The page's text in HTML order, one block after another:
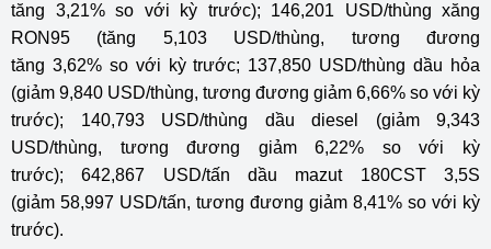
tăng 3,21% so với kỳ trước); 146,201 USD/thùng xăng
RON95 (tăng 5,103 USD/thùng, tương đương
tăng 3,62% so với kỳ trước; 137,850 USD/thùng dầu hỏa
(giảm 9,840 USD/thùng, tương đương giảm 6,66% so với kỳ
trước); 140,793 USD/thùng dầu diesel (giảm 9,343
USD/thùng, tương đương giảm 6,22% so với kỳ
trước); 642,867 USD/tấn dầu mazut 180CST 3,5S
(giảm 58,997 USD/tấn, tương đương giảm 8,41% so với kỳ
trước).